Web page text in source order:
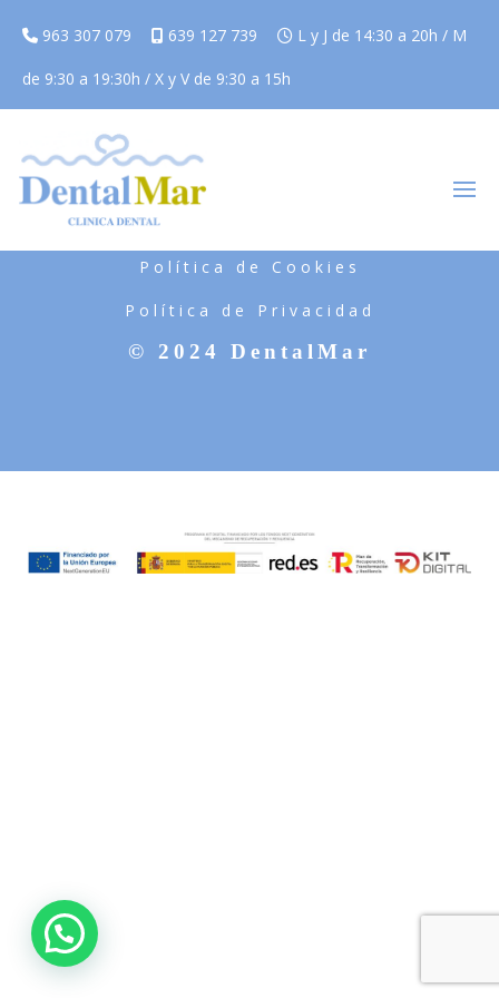
963 307 079 639 127 739 L y J de 14:30 a 20h / M
de 9:30 a 19:30h / X y V de 9:30 a 15h
Política de Cookies
Política de Privacidad
© 2024 DentalMar